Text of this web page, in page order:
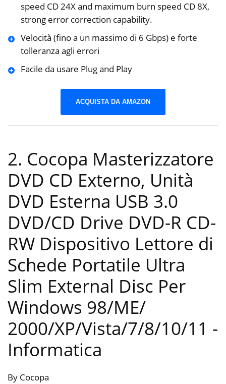
speed CD 24X and maximum burn speed CD 8X,
strong error correction capability.
Velocità (fino a un massimo di 6 Gbps) e forte
tolleranza agli errori
Facile da usare Plug and Play
ACQUISTA DA AMAZON
2. Cocopa Masterizzatore
DVD CD Externo, Unità
DVD Esterna USB 3.0
DVD/CD Drive DVD-R CD-
RW Dispositivo Lettore di
Schede Portatile Ultra
Slim External Disc Per
Windows 98/ME/
2000/XP/Vista/7/8/10/11 -
Informatica
By Cocopa